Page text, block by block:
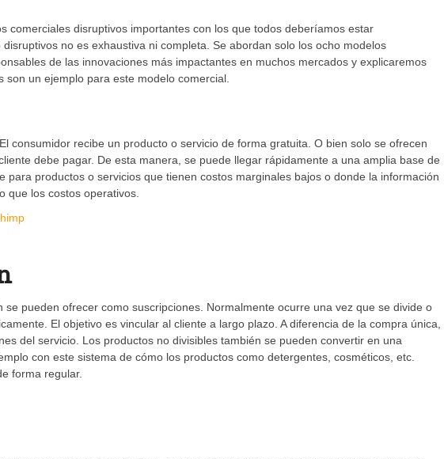
comerciales disruptivos importantes con los que todos deberíamos estar
no es exhaustiva ni completa. Se abordan solo los ocho modelos
de las innovaciones más impactantes en muchos mercados y explicaremos
un ejemplo para este modelo comercial.
consumidor recibe un producto o servicio de forma gratuita. O bien solo se ofrecen
debe pagar. De esta manera, se puede llegar rápidamente a una amplia base de
para productos o servicios que tienen costos marginales bajos o donde la información
que los costos operativos.
pueden ofrecer como suscripciones. Normalmente ocurre una vez que se divide o
El objetivo es vincular al cliente a largo plazo. A diferencia de la compra única,
del servicio. Los productos no divisibles también se pueden convertir en una
con este sistema de cómo los productos como detergentes, cosméticos, etc.
forma regular.